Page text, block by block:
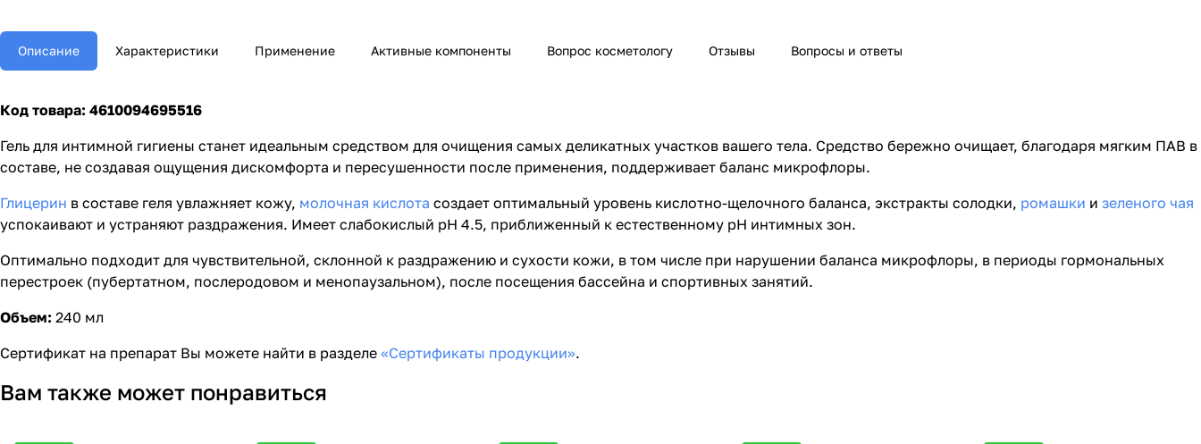
Описание Характеристики Применение Активные компоненты Вопрос косметологу Отзывы Вопросы и ответы
Код товара: 4610094695516
Гель для интимной гигиены станет идеальным средством для очищения самых деликатных участков вашего тела. Средство бережно очищает, благодаря мягким ПАВ в
составе, не создавая ощущения дискомфорта и пересушенности после применения, поддерживает баланс микрофлоры.
Глицерин в составе геля увлажняет кожу, молочная кислота создает оптимальный уровень кислотно-щелочного баланса, экстракты солодки, ромашки и зеленого чая
успокаивают и устраняют раздражения. Имеет слабокислый рН 4.5, приближенный к естественному рН интимных зон.
Оптимально подходит для чувствительной, склонной к раздражению и сухости кожи, в том числе при нарушении баланса микрофлоры, в периоды гормональных
перестроек (пубертатном, послеродовом и менопаузальном), после посещения бассейна и спортивных занятий.
Объем: 240 мл
Сертификат на препарат Вы можете найти в разделе «Сертификаты продукции».
Вам также может понравиться